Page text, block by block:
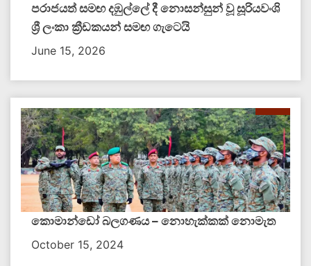
පරාජයත් සමඟ දඹුල්ලේ දී නොසන්සුන් වූ සූරියවංශි
ශ්‍රී ලංකා ක්‍රීඩකයන් සමඟ ගැටෙයි
June 15, 2026
කොමාන්ඩෝ බලගණය – නොහැක්කක් නොමැත​
October 15, 2024